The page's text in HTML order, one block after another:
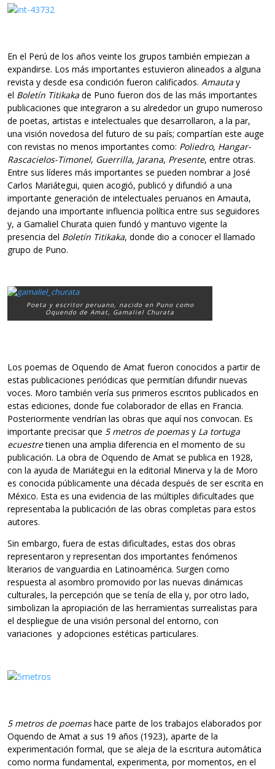
En el Perú de los años veinte los grupos también empiezan a
expandirse. Los más importantes estuvieron alineados a alguna
revista y desde esa condición fueron calificados. Amauta y
el Boletín Titikaka de Puno fueron dos de las más importantes
publicaciones que integraron a su alrededor un grupo numeroso
de poetas, artistas e intelectuales que desarrollaron, a la par,
una visión novedosa del futuro de su país; compartían este auge
con revistas no menos importantes como: Poliedro, Hangar-
Rascacielos-Timonel, Guerrilla, Jarana, Presente, entre otras.
Entre sus líderes más importantes se pueden nombrar a José
Carlos Mariátegui, quien acogió, publicó y difundió a una
importante generación de intelectuales peruanos en Amauta,
dejando una importante influencia política entre sus seguidores
y, a Gamaliel Churata quien fundó y mantuvo vigente la
presencia del Boletín Titikaka, donde dio a conocer el llamado
grupo de Puno.
Poeta y escritor peruano, nacido en Puno como
Oquendo de Amat, Gamaliel Churata
Los poemas de Oquendo de Amat fueron conocidos a partir de
estas publicaciones periódicas que permitían difundir nuevas
voces. Moro también vería sus primeros escritos publicados en
estas ediciones, donde fue colaborador de ellas en Francia.
Posteriormente vendrían las obras que aquí nos convocan. Es
importante precisar que 5 metros de poemasy La tortuga
ecuestretienen una amplia diferencia en el momento de su
publicación. La obra de Oquendo de Amat se publica en 1928,
con la ayuda de Mariátegui en la editorial Minerva y la de Moro
es conocida públicamente una década después de ser escrita en
México. Esta es una evidencia de las múltiples dificultades que
representaba la publicación de las obras completas para estos
autores.
Sin embargo, fuera de estas dificultades, estas dos obras
representaron y representan dos importantes fenómenos
literarios de vanguardia en Latinoamérica. Surgen como
respuesta al asombro promovido por las nuevas dinámicas
culturales, la percepción que se tenía de ella y, por otro lado,
simbolizan la apropiación de las herramientas surrealistas para
el despliegue de una visión personal del entorno, con
variaciones y adopciones estéticas particulares.
5 metros de poemashace parte de los trabajos elaborados por
Oquendo de Amat a sus 19 años (1923), aparte de la
experimentación formal, que se aleja de la escritura automática
como norma fundamental, experimenta, por momentos, en el